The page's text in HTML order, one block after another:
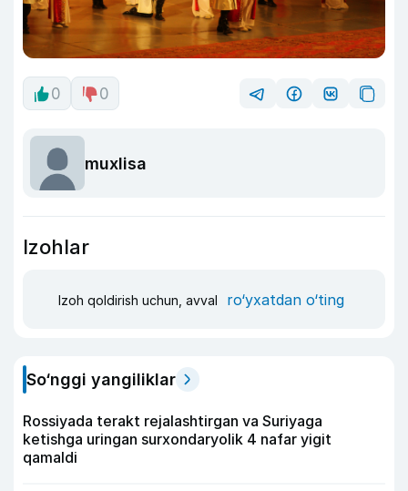
0 0
muxlisa
Izohlar
Izoh qoldirish uchun, avval ro‘yxatdan o‘ting
So‘nggi yangiliklar
Rossiyada terakt rejalashtirgan va Suriyaga
ketishga uringan surxondaryolik 4 nafar yigit
qamaldi